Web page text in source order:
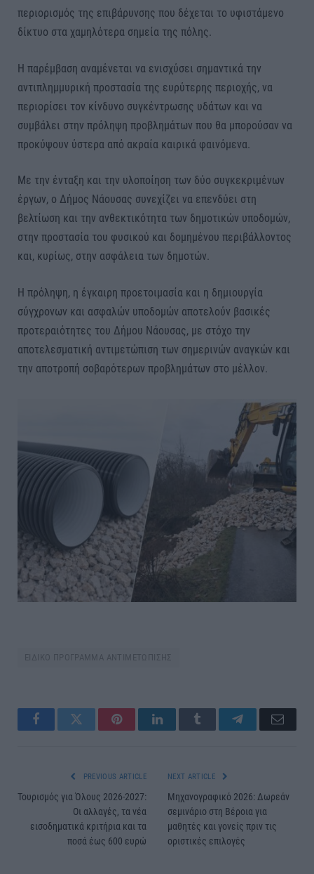
περιορισμός της επιβάρυνσης που δέχεται το υφιστάμενο
δίκτυο στα χαμηλότερα σημεία της πόλης.
Η παρέμβαση αναμένεται να ενισχύσει σημαντικά την
αντιπλημμυρική προστασία της ευρύτερης περιοχής, να
περιορίσει τον κίνδυνο συγκέντρωσης υδάτων και να
συμβάλει στην πρόληψη προβλημάτων που θα μπορούσαν να
προκύψουν ύστερα από ακραία καιρικά φαινόμενα.
Με την ένταξη και την υλοποίηση των δύο συγκεκριμένων
έργων, ο Δήμος Νάουσας συνεχίζει να επενδύει στη
βελτίωση και την ανθεκτικότητα των δημοτικών υποδομών,
στην προστασία του φυσικού και δομημένου περιβάλλοντος
και, κυρίως, στην ασφάλεια των δημοτών.
Η πρόληψη, η έγκαιρη προετοιμασία και η δημιουργία
σύγχρονων και ασφαλών υποδομών αποτελούν βασικές
προτεραιότητες του Δήμου Νάουσας, με στόχο την
αποτελεσματική αντιμετώπιση των σημερινών αναγκών και
την αποτροπή σοβαρότερων προβλημάτων στο μέλλον.
ΕΙΔΙΚΟ ΠΡΟΓΡΑΜΜΑ ΑΝΤΙΜΕΤΩΠΙΣΗΣ
FacebookTwitter PinterestLinkedInTumblr TelegramEmail
PREVIOUS ARTICLE
Τουρισμός για Όλους 2026-2027:
Οι αλλαγές, τα νέα
εισοδηματικά κριτήρια και τα
ποσά έως 600 ευρώ
NEXT ARTICLE
Μηχανογραφικό 2026: Δωρεάν
σεμινάριο στη Βέροια για
μαθητές και γονείς πριν τις
οριστικές επιλογές